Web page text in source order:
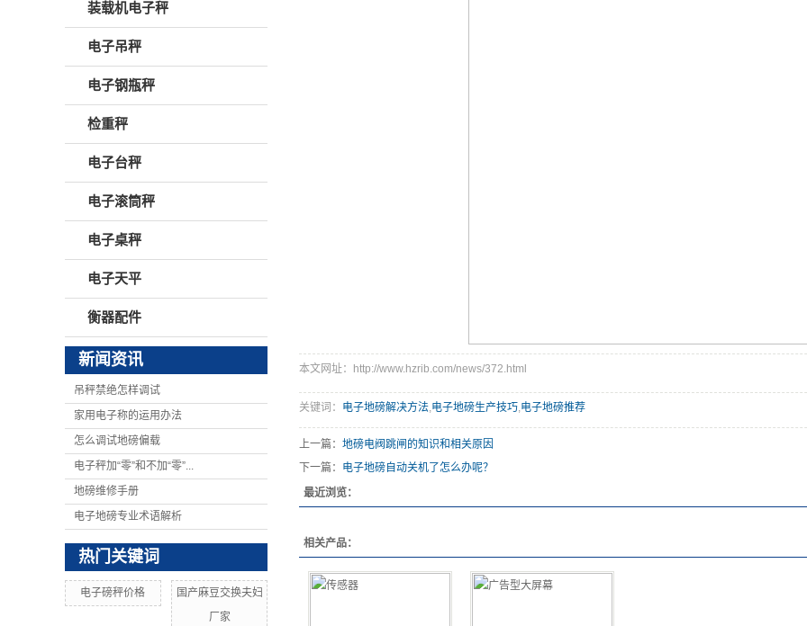
装载机电子秤
电子吊秤
电子钢瓶秤
检重秤
电子台秤
电子滚筒秤
电子桌秤
电子天平
衡器配件
新闻资讯
吊秤禁绝怎样调试
家用电子称的运用办法
怎么调试地磅偏载
电子秤加“零”和不加“零”...
地磅维修手册
电子地磅专业术语解析
热门关键词
电子磅秤价格
国产麻豆交换夫妇
厂家
本文网址：http://www.hzrib.com/news/372.html
关键词： 电子地磅解决方法,电子地磅生产技巧,电子地磅推荐
上一篇： 地磅电阀跳闸的知识和相关原因
下一篇： 电子地磅自动关机了怎么办呢？
最近浏览：
相关产品：